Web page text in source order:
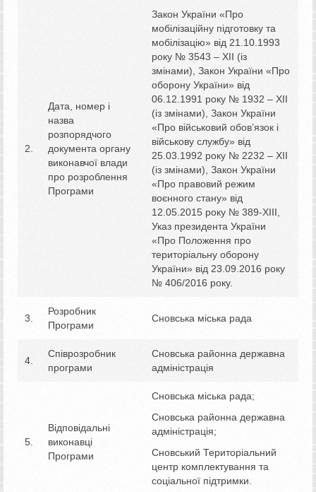
2.
Дата, номер і
назва
розпорядчого
документа органу
виконавчої влади
про розроблення
Програми
Закон України «Про
мобілізаційну підготовку та
мобілізацію» від 21.10.1993
року № 3543 – XII (із
змінами), Закон України «Про
оборону України» від
06.12.1991 року № 1932 – XII
(із змінами), Закон України
«Про військовий обов’язок і
військову службу» від
25.03.1992 року № 2232 – XII
(із змінами), Закон України
«Про правовий режим
воєнного стану» від
12.05.2015 року № 389-ХІІІ,
Указ президента України
«Про Положення про
територіальну оборону
України» від 23.09.2016 року
№ 406/2016 року.
3.
Розробник
Програми
Сновська міська рада
4.
Співрозробник
програми
Сновська районна державна
адміністрація
5.
Відповідальні
виконавці
Програми
Сновська міська рада;
Сновська районна державна
адміністрація;
Сновський Територіальний
центр комплектування та
соціальної підтримки.